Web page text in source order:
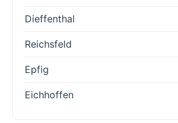
Dieffenthal
Reichsfeld
Epfig
Eichhoffen